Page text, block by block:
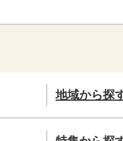
地域から探